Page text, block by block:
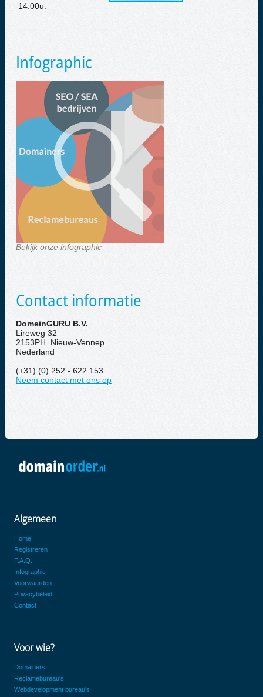
14:00u.
Infographic
Bekijk onze infographic
Contact informatie
DomeinGURU B.V.
Lireweg 32
2153PH Nieuw-Vennep
Nederland
(+31) (0) 252 - 622 153
Neem contact met ons op
Algemeen
Home
Registreren
F.A.Q.
Infographic
Voorwaarden
Privacybeleid
Contact
Voor wie?
Domainers
Reclamebureau's
Webdevelopment bureau's